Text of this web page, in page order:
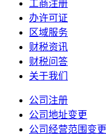
工商注册
办许可证
区域服务
财税资讯
财税问答
关于我们
公司注册
公司地址变更
公司经营范围变更